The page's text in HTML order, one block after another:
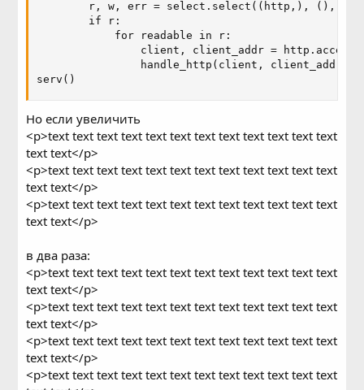
r, w, err = select.select((http,), (),
        if r:
            for readable in r:
client, client_addr =
                handle_http(client, client_addr)
serv()
Но если увеличить
<p>text text text text text text text text text text text text
text text</p>
<p>text text text text text text text text text text text text
text text</p>
<p>text text text text text text text text text text text text
text text</p>
в два раза:
<p>text text text text text text text text text text text text
text text</p>
<p>text text text text text text text text text text text text
text text</p>
<p>text text text text text text text text text text text text
text text</p>
<p>text text text text text text text text text text text text